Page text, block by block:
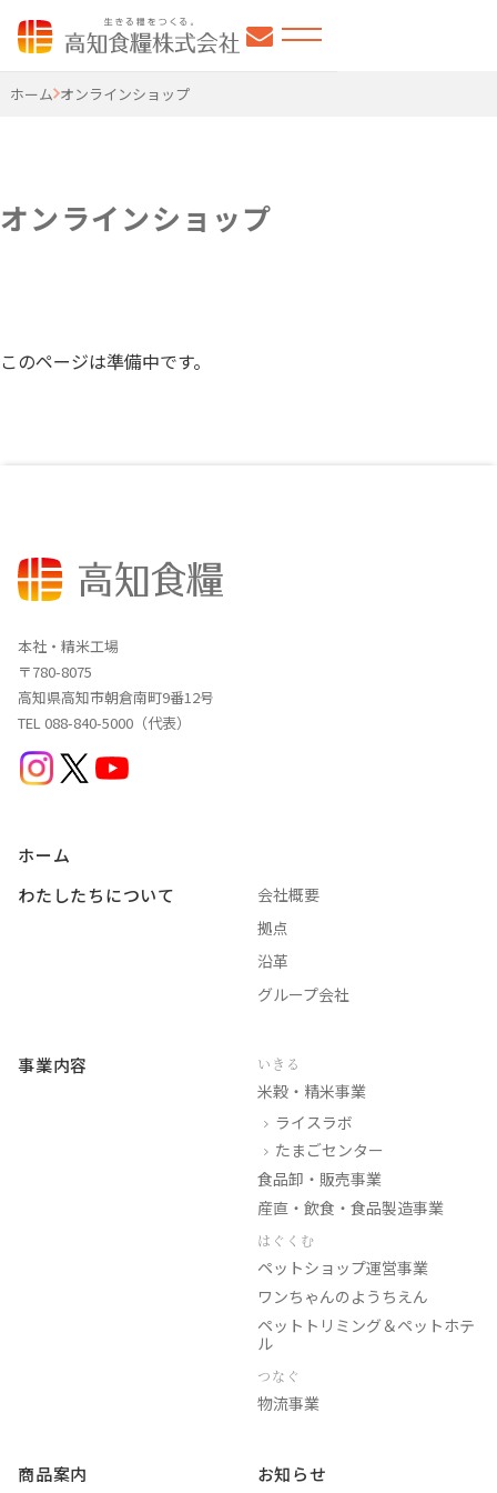
高知食糧株式会社
ホーム オンラインショップ
オンラインショップ
このページは準備中です。
本社・精米工場
〒780-8075
高知県高知市朝倉南町9番12号
TEL 088-840-5000（代表）
ホーム
わたしたちについて
会社概要
拠点
沿革
グループ会社
事業内容 いきる
米穀・精米事業
ライスラボ
たまごセンター
食品卸・販売事業
産直・飲食・食品製造事業
はぐくむ
ペットショップ運営事業
ワンちゃんのようちえん
ペットトリミング＆ペットホテ
ル
つなぐ
物流事業
商品案内 お知らせ